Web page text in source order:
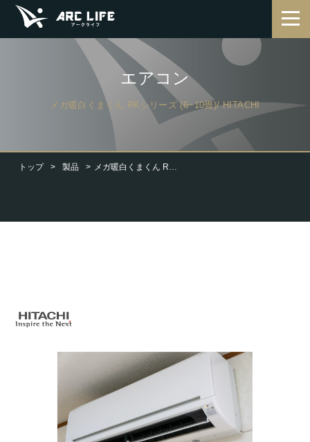
トップ 製品 メガ暖白くまくん RKシリーズ (6~10畳)
エアコン
メガ暖白くまくん RKシリーズ (6~10畳)/ HITACHI